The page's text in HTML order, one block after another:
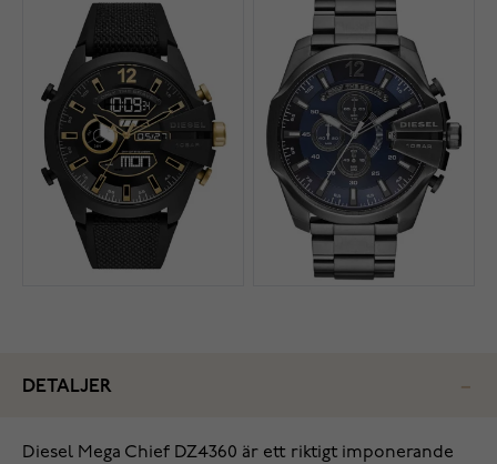
DETALJER
Diesel Mega Chief DZ4360 är ett riktigt imponerande